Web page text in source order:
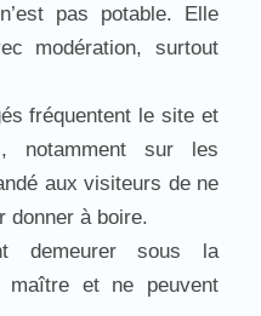
pas potable. Elle
modération, surtout
fréquentent le site et
notamment sur les
aux visiteurs de ne
donner à boire.
demeurer sous la
maître et ne peuvent